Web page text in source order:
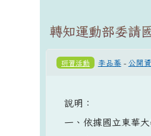
轉知運動部委請
研習活動 李品蓁- 公開
說明：
一、依據國立東華